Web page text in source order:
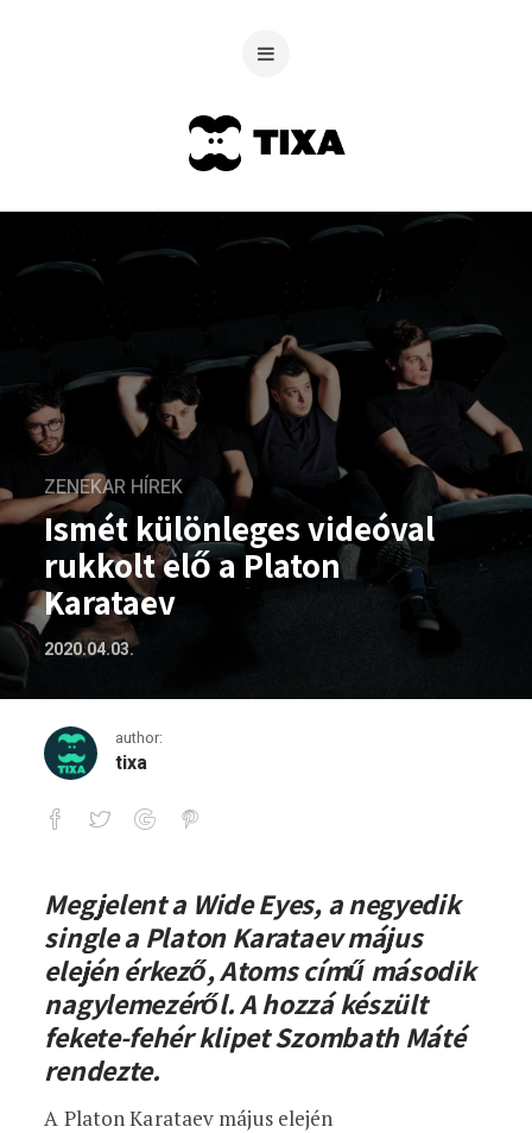
ZENEKAR HÍREK
Ismét különleges videóval
rukkolt elő a Platon
Karataev
2020.04.03.
author:
tixa
Ismét különleges videóval rukkolt elő
Megjelent a Wide Eyes, a negyedik
single a Platon Karataev május
elején érkező, Atoms című második
nagylemezéről. A hozzá készült
fekete-fehér klipet Szombath Máté
rendezte.
A Platon Karataev május elején